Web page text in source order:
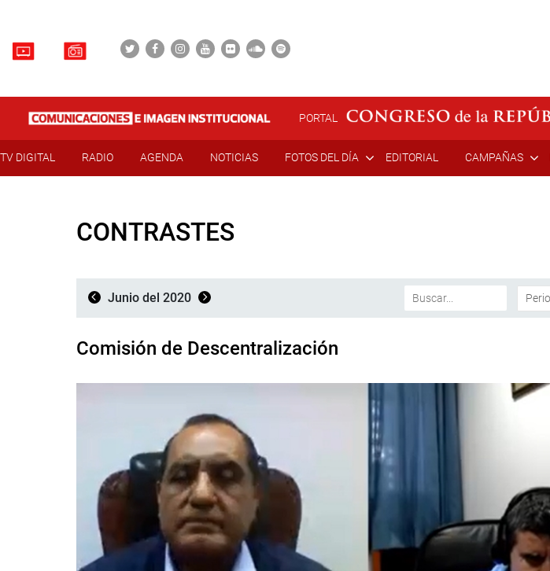
PORTAL
TV DIGITAL RADIO AGENDA NOTICIAS FOTOS DEL DÍA EDITORIAL CAMPAÑAS
CONTRASTES
Junio del 2020
Comisión de Descentralización